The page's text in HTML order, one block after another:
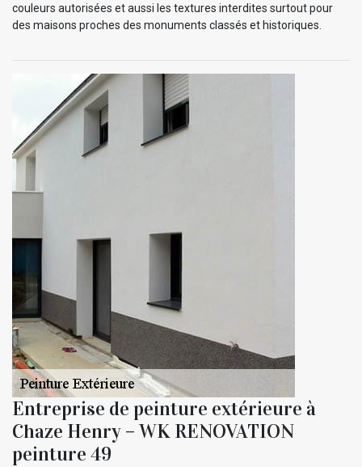
couleurs autorisées et aussi les textures interdites surtout pour
des maisons proches des monuments classés et historiques.
Entreprise de peinture extérieure à
Chaze Henry – WK RENOVATION
peinture 49